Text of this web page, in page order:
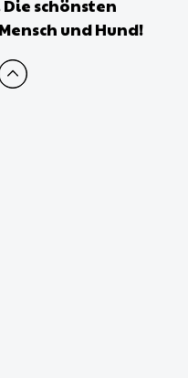
schönsten
und Hund!